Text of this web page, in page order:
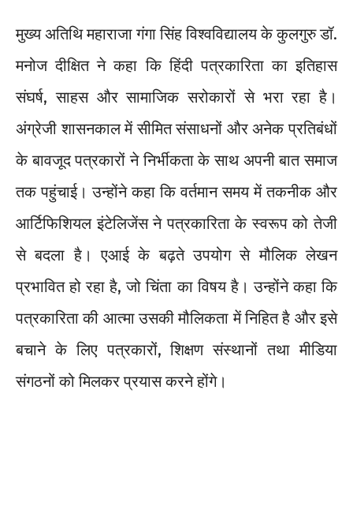
मुख्य अतिथि महाराजा गंगा सिंह विश्वविद्यालय के कुलगुरु डॉ.
मनोज दीक्षित ने कहा कि हिंदी पत्रकारिता का इतिहास
संघर्ष, साहस और सामाजिक सरोकारों से भरा रहा है।
अंग्रेजी शासनकाल में सीमित संसाधनों और अनेक प्रतिबंधों
के बावजूद पत्रकारों ने निर्भीकता के साथ अपनी बात समाज
तक पहुंचाई। उन्होंने कहा कि वर्तमान समय में तकनीक और
आर्टिफिशियल इंटेलिजेंस ने पत्रकारिता के स्वरूप को तेजी
से बदला है। एआई के बढ़ते उपयोग से मौलिक लेखन
प्रभावित हो रहा है, जो चिंता का विषय है। उन्होंने कहा कि
पत्रकारिता की आत्मा उसकी मौलिकता में निहित है और इसे
बचाने के लिए पत्रकारों, शिक्षण संस्थानों तथा मीडिया
संगठनों को मिलकर प्रयास करने होंगे।